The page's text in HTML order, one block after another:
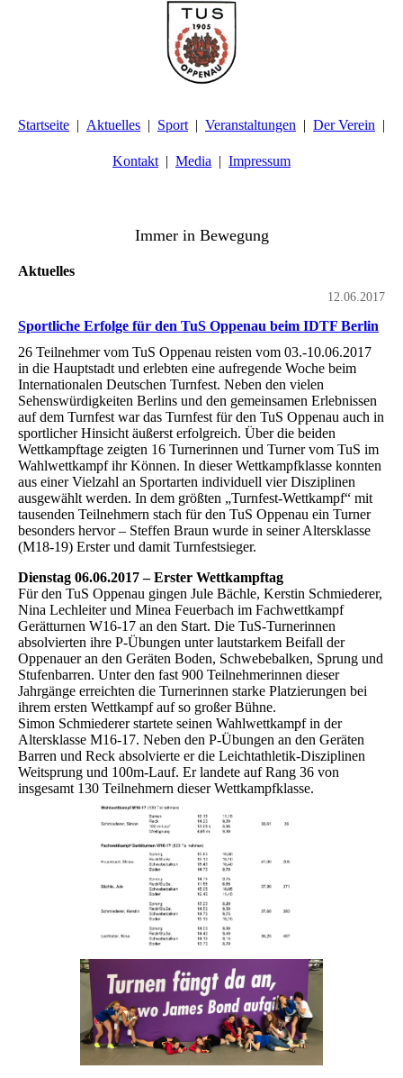
Startseite Aktuelles Sport Veranstaltungen Der Verein
Kontakt Media Impressum
Immer in Bewegung
Aktuelles
12.06.2017
Sportliche Erfolge für den TuS Oppenau beim IDTF Berlin
26 Teilnehmer vom TuS Oppenau reisten vom 03.-10.06.2017
in die Hauptstadt und erlebten eine aufregende Woche beim
Internationalen Deutschen Turnfest. Neben den vielen
Sehenswürdigkeiten Berlins und den gemeinsamen Erlebnissen
auf dem Turnfest war das Turnfest für den TuS Oppenau auch in
sportlicher Hinsicht äußerst erfolgreich. Über die beiden
Wettkampftage zeigten 16 Turnerinnen und Turner vom TuS im
Wahlwettkampf ihr Können. In dieser Wettkampfklasse konnten
aus einer Vielzahl an Sportarten individuell vier Disziplinen
ausgewählt werden. In dem größten „Turnfest-Wettkampf“ mit
tausenden Teilnehmern stach für den TuS Oppenau ein Turner
besonders hervor – Steffen Braun wurde in seiner Altersklasse
(M18-19) Erster und damit Turnfestsieger.
Dienstag 06.06.2017 – Erster Wettkampftag
Für den TuS Oppenau gingen Jule Bächle, Kerstin Schmiederer,
Nina Lechleiter und Minea Feuerbach im Fachwettkampf
Gerätturnen W16-17 an den Start. Die TuS-Turnerinnen
absolvierten ihre P-Übungen unter lautstarkem Beifall der
Oppenauer an den Geräten Boden, Schwebebalken, Sprung und
Stufenbarren. Unter den fast 900 Teilnehmerinnen dieser
Jahrgänge erreichten die Turnerinnen starke Platzierungen bei
ihrem ersten Wettkampf auf so großer Bühne.
Simon Schmiederer startete seinen Wahlwettkampf in der
Altersklasse M16-17. Neben den P-Übungen an den Geräten
Barren und Reck absolvierte er die Leichtathletik-Disziplinen
Weitsprung und 100m-Lauf. Er landete auf Rang 36 von
insgesamt 130 Teilnehmern dieser Wettkampfklasse.